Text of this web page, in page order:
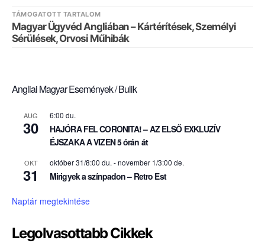
TÁMOGATOTT TARTALOM
Magyar Ügyvéd Angliában – Kártérítések, Személyi
Sérülések, Orvosi Műhibák
Angliai Magyar Események / Bulik
AUG
30
6:00 du.
HAJÓRA FEL CORONITA! – AZ ELSŐ EXKLUZÍV
ÉJSZAKA A VIZEN 5 órán át
OKT
31
október 31/8:00 du. -november 1/3:00 de.
Mirigyek a színpadon – Retro Est
Naptár megtekintése
Legolvasottabb Cikkek